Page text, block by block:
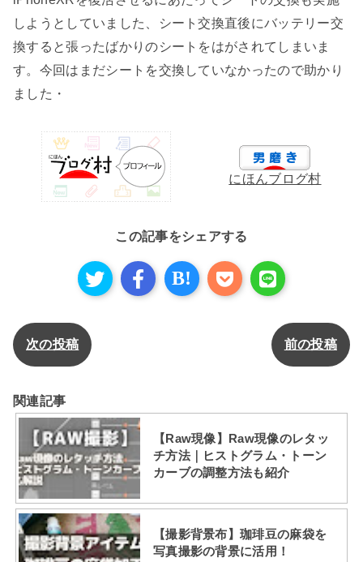
しようとしていました、シート交換直後にバッテリー交
換すると張ったばかりのシートをはがされてしまいま
す。今回はまだシートを交換していなかったので助かり
ました・
にほんブログ村
この記事をシェアする
B!
次の投稿 前の投稿
関連記事
【Raw現像】Raw現像のレタッ
チ方法｜ヒストグラム・トーン
カーブの調整方法も紹介
【撮影背景布】珈琲豆の麻袋を
写真撮影の背景に活用！